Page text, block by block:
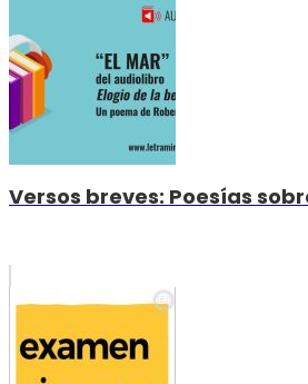
Versos breves: Poesías